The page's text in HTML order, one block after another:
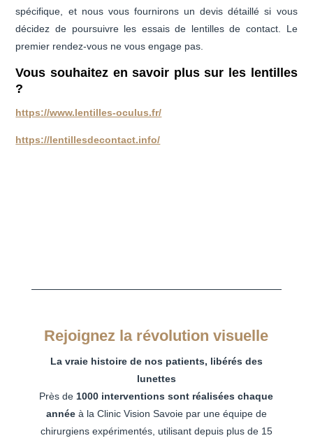
spécifique, et nous vous fournirons un devis détaillé si vous
décidez de poursuivre les essais de lentilles de contact. Le
premier rendez-vous ne vous engage pas.
Vous souhaitez en savoir plus sur les lentilles
?
https://www.lentilles-oculus.fr/
https://lentillesdecontact.info/
Rejoignez la révolution visuelle
La vraie histoire de nos patients, libérés des
lunettes
Près de 1000 interventions sont réalisées chaque
annéeà la Clinic Vision Savoie par une équipe de
chirurgiens expérimentés, utilisant depuis plus de 15